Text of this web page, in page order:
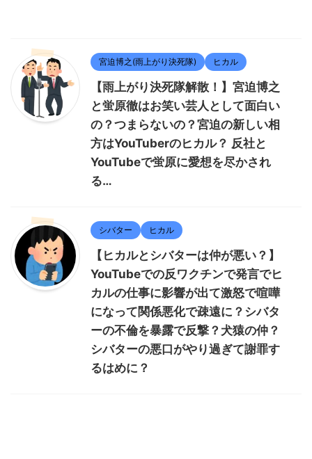
宮迫博之(雨上がり決死隊) ヒカル
【雨上がり決死隊解散！】宮迫博之
と蛍原徹はお笑い芸人として面白い
の？つまらないの？宮迫の新しい相
方はYouTuberのヒカル？ 反社と
YouTubeで蛍原に愛想を尽かされ
る…
シバター ヒカル
【ヒカルとシバターは仲が悪い？】
YouTubeでの反ワクチンで発言でヒ
カルの仕事に影響が出て激怒で喧嘩
になって関係悪化で疎遠に？シバタ
ーの不倫を暴露で反撃？犬猿の仲？
シバターの悪口がやり過ぎて謝罪す
るはめに？